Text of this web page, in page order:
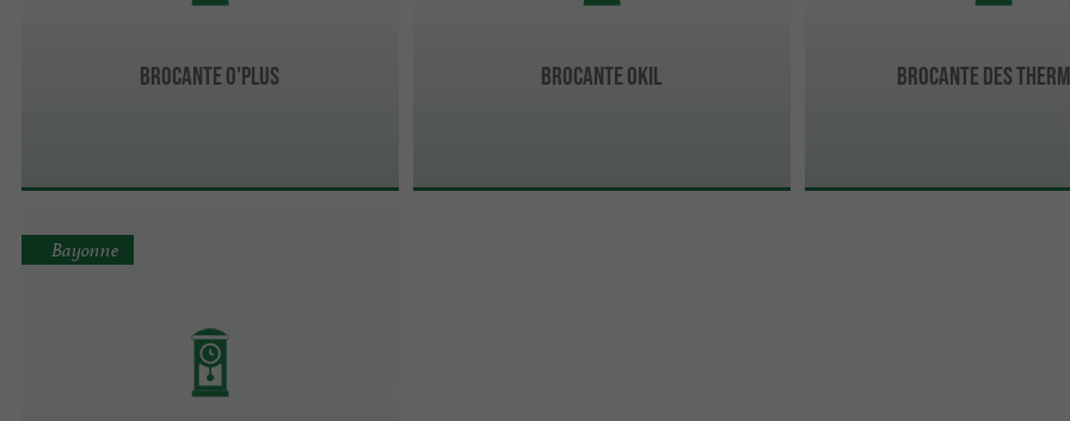
Brocante O'plus Brocante Okil Brocante des
Bayonne